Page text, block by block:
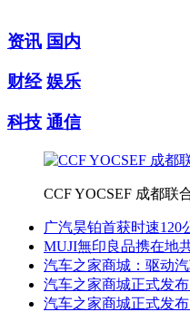
资讯 国内
财经 娱乐
科技 通信
CCF YOCSEF 成都联
广汽昊铂首获时速120
MUJI無印良品携在地
汽车之家商城：驱动
汽车之家商城正式发
汽车之家商城正式发